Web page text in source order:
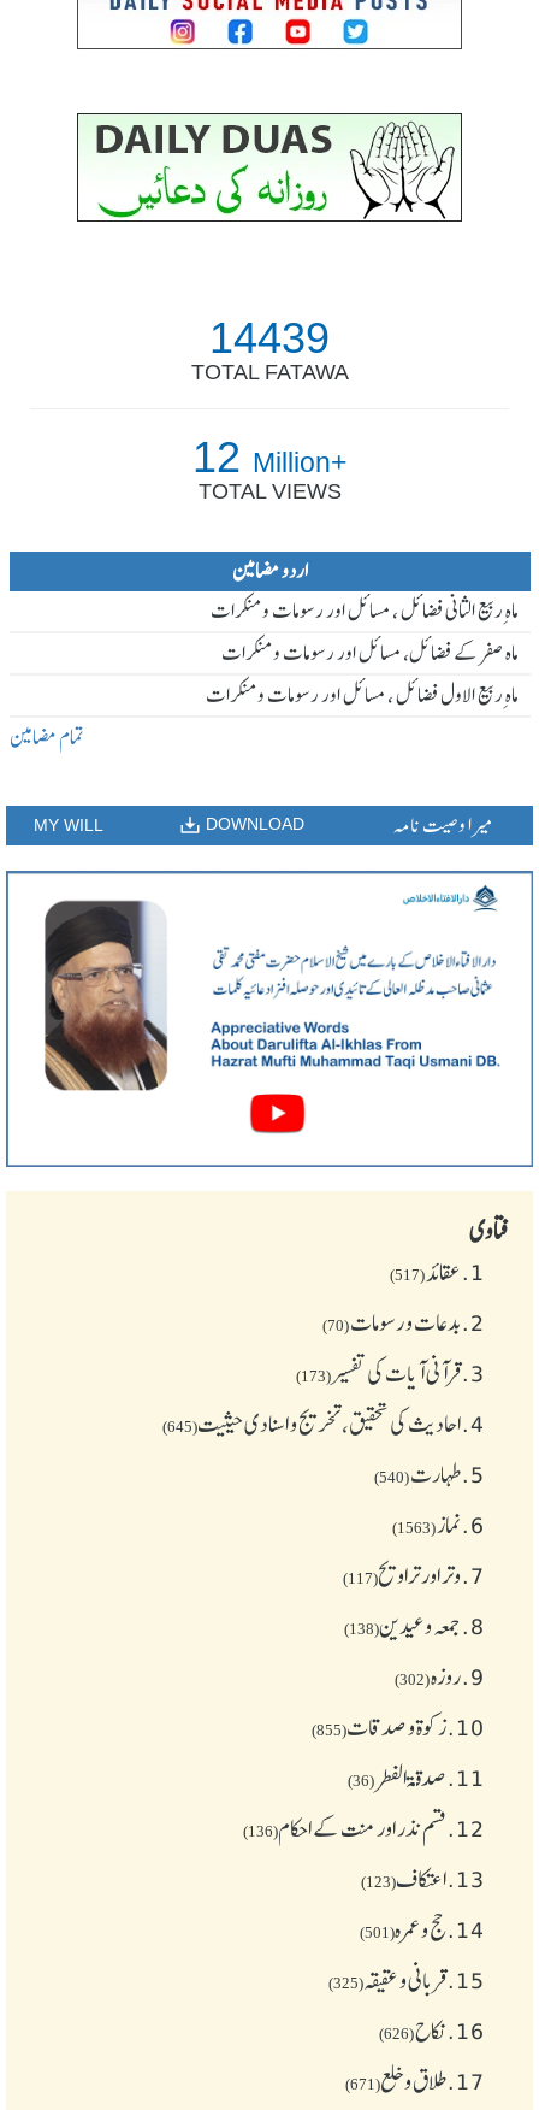
14439
TOTAL FATAWA
12 Million+
TOTAL VIEWS
اردو مضامین
ماہ ِربیع الثانی فضائل ، مسائل اور رسومات و منکرات
ماہ صفر کے فضائل، مسائل اور رسومات و منکرات
ماہ ِربیع الاول فضائل ، مسائل اور رسومات و منکرات
تمام مضامین
MY WILL DOWNLOAD میرا وصیت نامہ
فتاوی
1. عقائد(517)
2. بدعات و رسومات(70)
3. قرآنی آیات کی تفسیر(173)
4. احادیث کی تحقیق، تخریج و اسنادی حیثیت(645)
5. طهارت(540)
6. نماز(1563)
7. وتر اور تراویح(117)
8. جمعہ وعیدین(138)
9. روزہ(302)
10. زکوة و صدقات(855)
11. صدقۃ الفطر (36)
12. قسم نذر اور منت کے احکام(136)
13. اعتکاف(123)
14. حج و عمرہ(501)
15. قربانی و عقیقہ(325)
16. نکاح(626)
17. طلاق و خلع(671)